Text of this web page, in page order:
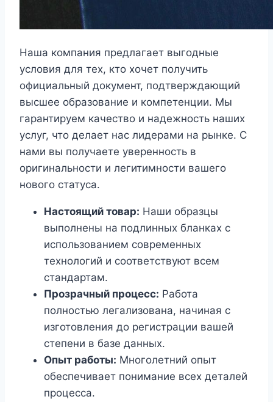
Наша компания предлагает выгодные
условия для тех, кто хочет получить
официальный документ, подтверждающий
высшее образование и компетенции. Мы
гарантируем качество и надежность наших
услуг, что делает нас лидерами на рынке. С
нами вы получаете уверенность в
оригинальности и легитимности вашего
нового статуса.
Настоящий товар: Наши образцы
выполнены на подлинных бланках с
использованием современных
технологий и соответствуют всем
стандартам.
Прозрачный процесс: Работа
полностью легализована, начиная с
изготовления до регистрации вашей
степени в базе данных.
Опыт работы: Многолетний опыт
обеспечивает понимание всех деталей
процесса.